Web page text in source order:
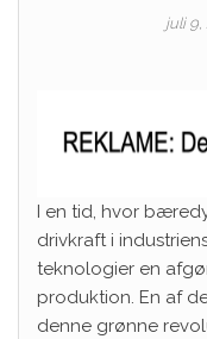
juli 9,
I en tid, hvor
drivkraft i
teknologier en
produktion. En af
denne grønne